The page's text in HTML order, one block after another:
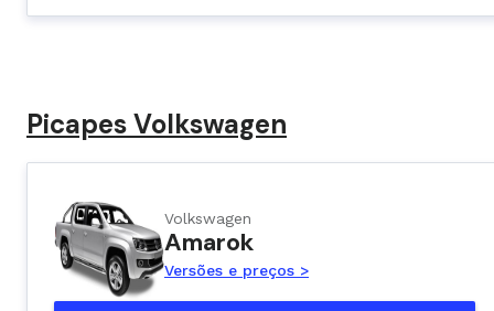
Picapes Volkswagen
Volkswagen
Amarok
Versões e preços >